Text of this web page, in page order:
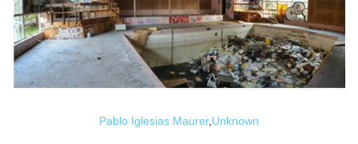
Pablo Iglesias Maurer, Unknown